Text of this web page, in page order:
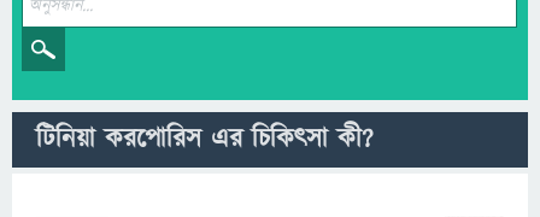
টিনিয়া করপোরিস এর চিকিৎসা কী?